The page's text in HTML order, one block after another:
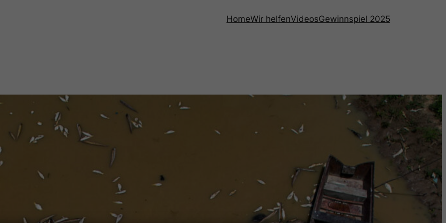
HomeWir helfenVideosGewinnspiel 2025